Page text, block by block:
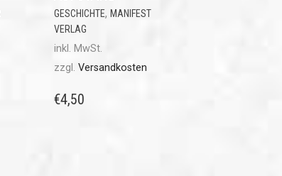
GESCHICHTE, MANIFEST
VERLAG
inkl. MwSt.
zzgl. Versandkosten
€4,50